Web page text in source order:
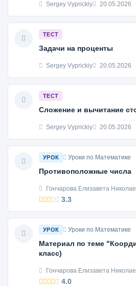
Sergey Vyprickiy 20.05.2026
ТЕСТ
Задачи на проценты
Sergey Vyprickiy 20.05.2026
ТЕСТ
Сложение и вычитание
Sergey Vyprickiy 20.05.2026
УРОК Уроки по Математике
Противоположные числа
Гончарова Елизавета
3.3
УРОК Уроки по Математике
Материал по теме
класс)
Гончарова Елизавета
4.0